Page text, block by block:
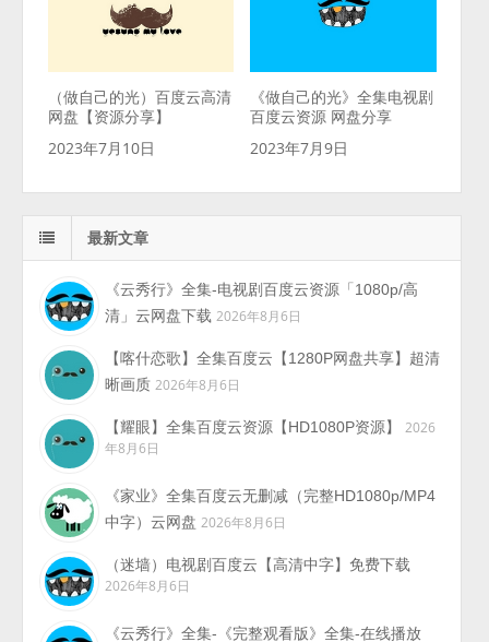
（做自己的光）百度云高清
网盘【资源分享】
2023年7月10日
《做自己的光》全集电视剧
百度云资源 网盘分享
2023年7月9日
最新文章
《云秀行》全集-电视剧百度云资源「1080p/高
清」云网盘下载 2026年8月6日
【喀什恋歌】全集百度云【1280P网盘共享】超清
晰画质 2026年8月6日
【耀眼】全集百度云资源【HD1080P资源】
2026
年8月6日
《家业》全集百度云无删减（完整HD1080p/MP4
中字）云网盘 2026年8月6日
（迷墙）电视剧百度云【高清中字】免费下载
2026年8月6日
《云秀行》全集-《完整观看版》全集-在线播放